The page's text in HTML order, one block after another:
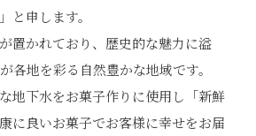
と申します。
置かれており、歴史的な魅力に溢
各地を彩る自然豊かな地域です。
地下水をお菓子作りに使用し「新鮮
に良いお菓子でお客様に幸せをお届